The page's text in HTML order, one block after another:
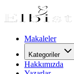
Makaleler
Kategoriler
Hakkımızda